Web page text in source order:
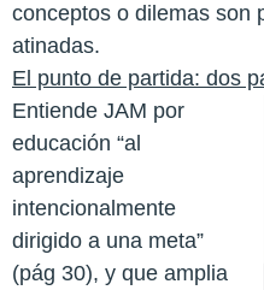
conceptos o dilemas son
atinadas.
El punto de partida: dos
Entiende JAM por
educación “al
aprendizaje
intencionalmente
dirigido a una meta”
(pág 30), y que amplia